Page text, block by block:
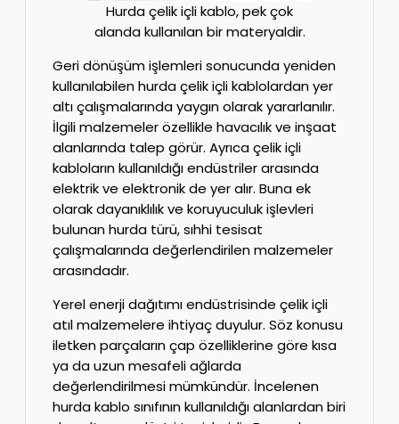
Hurda çelik içli kablo, pek çok
alanda kullanılan bir materyaldir.
Geri dönüşüm işlemleri sonucunda yeniden
kullanılabilen hurda çelik içli kablolardan yer
altı çalışmalarında yaygın olarak yararlanılır.
İlgili malzemeler özellikle havacılık ve inşaat
alanlarında talep görür. Ayrıca çelik içli
kabloların kullanıldığı endüstriler arasında
elektrik ve elektronik de yer alır. Buna ek
olarak dayanıklılık ve koruyuculuk işlevleri
bulunan hurda türü, sıhhi tesisat
çalışmalarında değerlendirilen malzemeler
arasındadır.
Yerel enerji dağıtımı endüstrisinde çelik içli
atıl malzemelere ihtiyaç duyulur. Söz konusu
iletken parçaların çap özelliklerine göre kısa
ya da uzun mesafeli ağlarda
değerlendirilmesi mümkündür. İncelenen
hurda kablo sınıfının kullanıldığı alanlardan biri